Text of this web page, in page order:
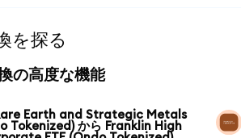
を探る
の高度な機能
Earth and Strategic Metals
Tokenized) から Franklin High